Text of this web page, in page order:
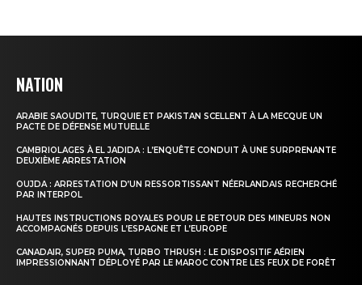
NATION
ARABIE SAOUDITE, TURQUIE ET PAKISTAN SCELLENT À LA MECQUE UN
PACTE DE DÉFENSE MUTUELLE
CAMBRIOLAGES À EL JADIDA : L’ENQUÊTE CONDUIT À UNE SURPRENANTE
DEUXIÈME ARRESTATION
OUJDA : ARRESTATION D’UN RESSORTISSANT NÉERLANDAIS RECHERCHÉ
PAR INTERPOL
HAUTES INSTRUCTIONS ROYALES POUR LE RETOUR DES MINEURS NON
ACCOMPAGNÉS DEPUIS L’ESPAGNE ET L’EUROPE
CANADAIR, SUPER PUMA, TURBO THRUSH : LE DISPOSITIF AÉRIEN
IMPRESSIONNANT DÉPLOYÉ PAR LE MAROC CONTRE LES FEUX DE FORÊT